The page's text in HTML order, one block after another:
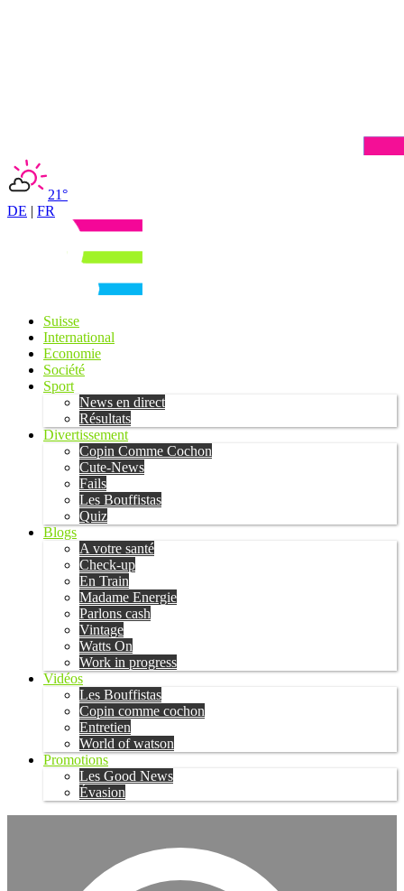
21°
DE | FR
Suisse
International
Economie
Société
Sport
News en direct
Résultats
Divertissement
Copin Comme Cochon
Cute-News
Fails
Les Bouffistas
Quiz
Blogs
A votre santé
Check-up
En Train
Madame Energie
Parlons cash
Vintage
Watts On
Work in progress
Vidéos
Les Bouffistas
Copin comme cochon
Entretien
World of watson
Promotions
Les Good News
Évasion